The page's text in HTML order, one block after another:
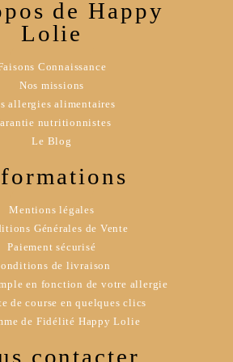
de Happy
Lolie
Connaissance
Nos missions
allergies alimentaires
nutritionnistes
Le Blog
Mentions légales
Générales de Vente
Paiement sécurisé
de livraison
en fonction de votre allergie
de course en quelques clics
de Fidélité Happy Lolie
contacter